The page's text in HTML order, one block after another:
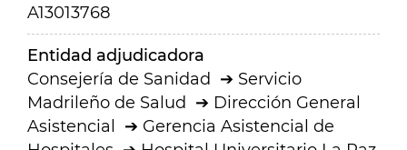
A13013768
Entidad adjudicadora
Consejería de Sanidad
Servicio
Madrileño de Salud
Dirección General
Asistencial
Gerencia Asistencial de